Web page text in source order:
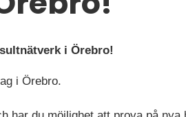
i Örebro!
i Örebro.